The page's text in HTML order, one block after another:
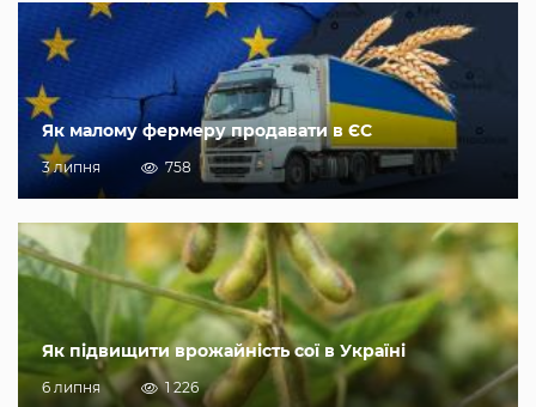
Як малому фермеру продавати в ЄС
3 липня 758
Як підвищити врожайність сої в Україні
6 липня 1 226